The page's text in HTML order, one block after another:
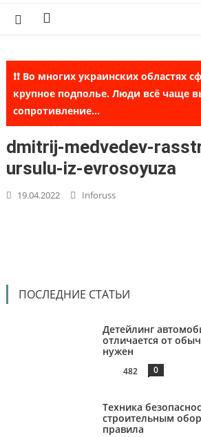
❗❗ Во многих украинских областях
крупное подполье. Люди всё чаще
сопротивление...
dmitrij-medvedev-
ursulu-iz-evrosoyuza
19.04.2022 Inforuss
ПОСЛЕДНИЕ СТАТЬИ
Детейлинг
отличается от
нужен
482 0
Техника
строительным
правила